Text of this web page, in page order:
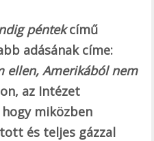
péntekcímű
adásának címe:
ellen, Amerikából nem
az Intézet
miközben
és teljes gázzal